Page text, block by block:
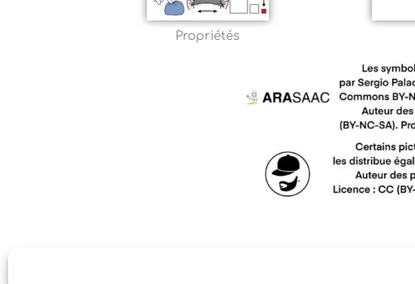
Propriétés